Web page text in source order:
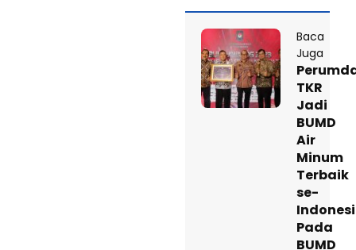
Baca
Juga
TKR
Jadi
BUMD
Air
Minum
Terbaik
se-
Pada
BUMD